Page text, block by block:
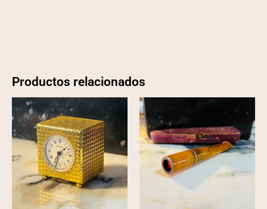
Productos relacionados